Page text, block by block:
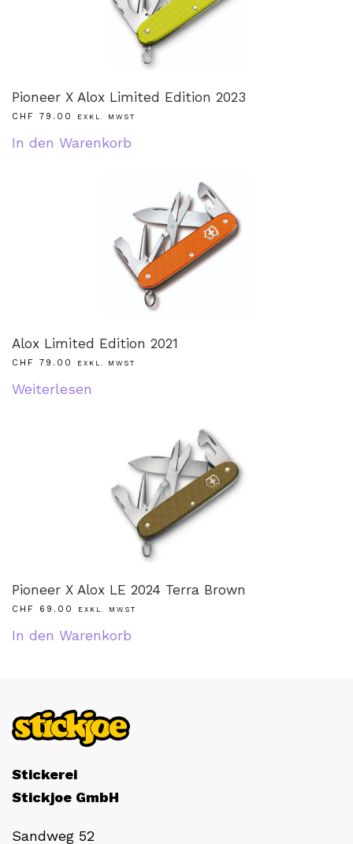
Pioneer X Alox Limited Edition 2023
CHF 79.00 EXKL. MWST
In den Warenkorb
Alox Limited Edition 2021
CHF 79.00 EXKL. MWST
Weiterlesen
Pioneer X Alox LE 2024 Terra Brown
CHF 69.00 EXKL. MWST
In den Warenkorb
Stickerei
Stickjoe GmbH
Sandweg 52